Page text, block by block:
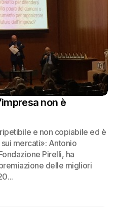
non è
e non copiabile ed è
mercati»: Antonio
Pirelli, ha
delle migliori